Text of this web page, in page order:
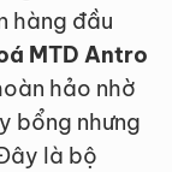
hàng đầu
MTD Antro
hảo nhờ
bổng nhưng
là bộ